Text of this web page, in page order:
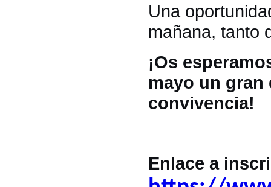
Una
mañana, tanto
¡Os
mayo un
convivencia!
Enlace a